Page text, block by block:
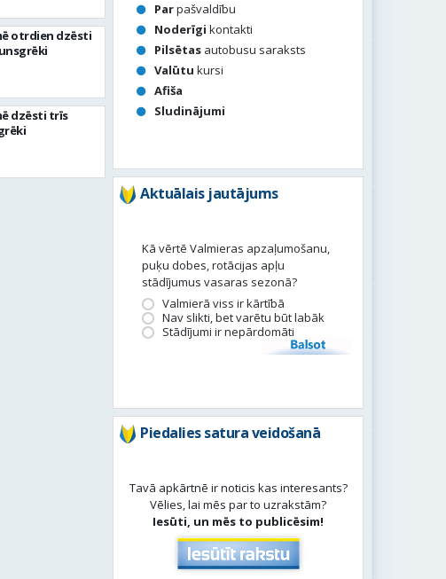
otrdien dzēsti
dzēsti trīs
Parpašvaldību
Noderīgi kontakti
Pilsētas autobusu saraksts
Valūtu kursi
Afiša
Sludinājumi
Aktuālais jautājums
Kā vērtē Valmieras apzaļumošanu,
puķu dobes, rotācijas apļu
stādījumus vasaras sezonā?
Valmierā viss ir kārtībā
Nav slikti, bet varētu būt labāk
Stādījumi ir nepārdomāti
Balsot
Piedalies satura veidošanā
Tavā apkārtnē ir noticis kas interesants?
Vēlies, lai mēs par to uzrakstām?
Iesūti, un mēs to publicēsim!